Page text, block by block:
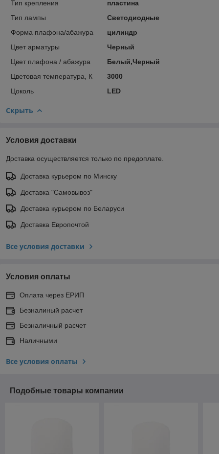
Тип крепления
пластина
Тип лампы
Светодиодные
Форма плафона/абажура
цилиндр
Цвет арматуры
Черный
Цвет плафона / абажура
Белый,Черный
Цветовая температура, К
3000
Цоколь
LED
Скрыть
Условия доставки
Доставка осуществляется только по предоплате.
Доставка курьером по Минску
Доставка "Самовывоз"
Доставка курьером по Беларуси
Доставка Европочтой
Все условия доставки
Условия оплаты
Оплата через ЕРИП
Безналиный расчет
Безналичный расчет
Наличными
Все условия оплаты
Подобные товары компании